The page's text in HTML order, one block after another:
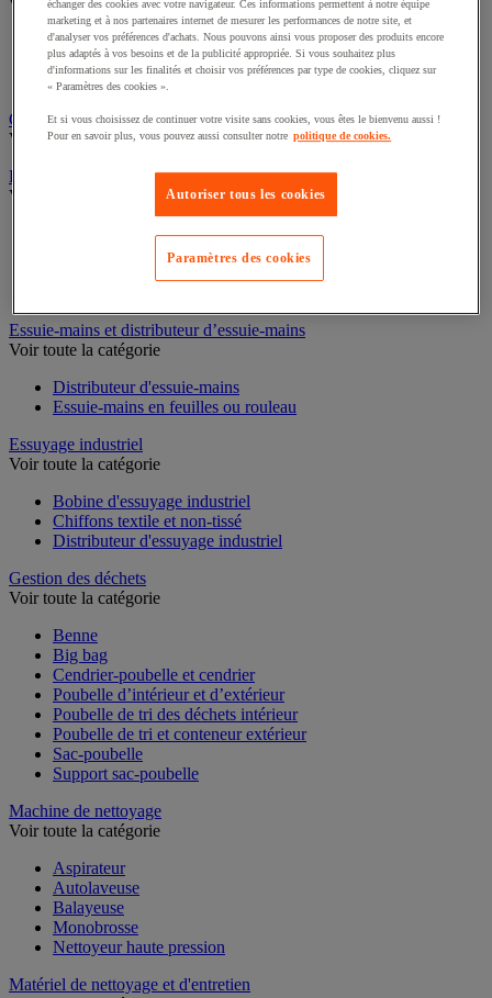
Voir toute la catégorie
Accessoires pour chariot de nettoyage
Chariot de lavage
Cireuse à chaussures
Équipement sanitaires, douche et salle de bain
Voir toute la catégorie
Cloison et cabine pour sanitaires
Équipement sanitaires
Essuie-mains et distributeur d’essuie-mains
Distributeur d'essuie-mains
Essuyage industriel
Bobine d'essuyage industriel
Chiffons textile et non-tissé
Gestion des déchets
Benne
Big bag
Cendrier-poubelle et cendrier
Poubelle d’intérieur et d’extérieur
Poubelle de tri des déchets intérieur
Poubelle de tri et conteneur extérieur
Sac-poubelle
Machine de nettoyage
Aspirateur
Autolaveuse
Balayeuse
Monobrosse
échanger des cookies avec votre navigateur. Ces informations permettent à notre équipe
marketing et à nos partenaires internet de mesurer les performances de notre site, et
d'analyser vos préférences d'achats. Nous pouvons ainsi vous proposer des produits encore
plus adaptés à vos besoins et de la publicité appropriée. Si vous souhaitez plus
d'informations sur les finalités et choisir vos préférences par type de cookies, cliquez sur
« Paramètres des cookies ».
Et si vous choisissez de continuer votre visite sans cookies, vous êtes le bienvenu aussi !
Pour en savoir plus, vous pouvez aussi consulter notre politique de cookies.
Autoriser tous les cookies
Paramètres des cookies